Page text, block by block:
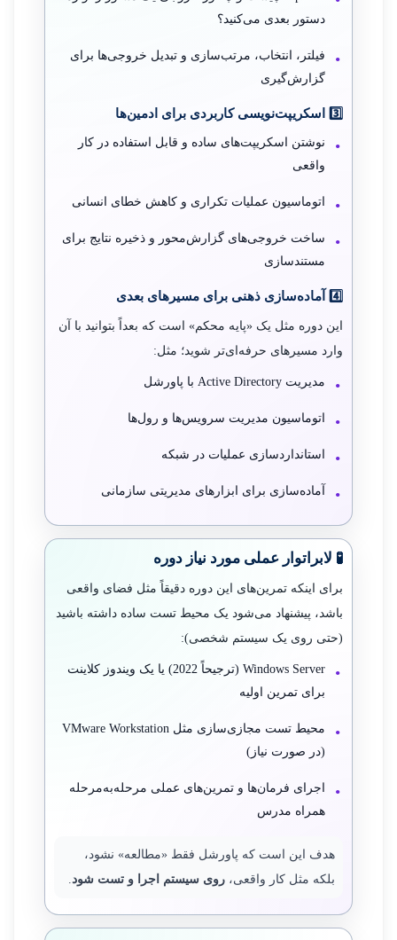
دستور بعدی می‌کنید؟
فیلتر، انتخاب، مرتب‌سازی و تبدیل خروجی‌ها برای
گزارش‌گیری
3️⃣ اسکریپت‌نویسی کاربردی برای ادمین‌ها
نوشتن اسکریپت‌های ساده و قابل استفاده در کار
واقعی
اتوماسیون عملیات تکراری و کاهش خطای انسانی
ساخت خروجی‌های گزارش‌محور و ذخیره نتایج برای
مستندسازی
4️⃣ آماده‌سازی ذهنی برای مسیرهای بعدی
این دوره مثل یک «پایه محکم» است که بعداً بتوانید با آن
وارد مسیرهای حرفه‌ای‌تر شوید؛ مثل:
مدیریت Active Directory با پاورشل
اتوماسیون مدیریت سرویس‌ها و رول‌ها
استانداردسازی عملیات در شبکه
آماده‌سازی برای ابزارهای مدیریتی سازمانی
🧪 لابراتوار عملی مورد نیاز دوره
برای اینکه تمرین‌های این دوره دقیقاً مثل فضای واقعی
باشد، پیشنهاد می‌شود یک محیط تست ساده داشته باشید
(حتی روی یک سیستم شخصی):
Windows Server (ترجیحاً 2022) یا یک ویندوز کلاینت
برای تمرین اولیه
محیط تست مجازی‌سازی مثل VMware Workstation
(در صورت نیاز)
اجرای فرمان‌ها و تمرین‌های عملی مرحله‌به‌مرحله
همراه مدرس
هدف این است که پاورشل فقط «مطالعه» نشود،
بلکه مثل کار واقعی، روی سیستم اجرا و تست شود.